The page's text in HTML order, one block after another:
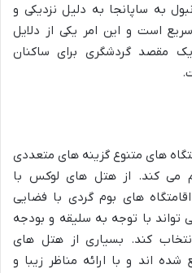
به ساپانجا به دلیل نزدیکی و
است و این امر یکی از دلایل
مقصد گردشگری برای ساکنان
های متنوع گزینه های متعددی
می کند. از هتل های لوکس با
های بوم گردی با فضایی
با توجه به سلیقه و بودجه
کند. بسیاری از هتل های
شده اند و با ارائه مناظر زیبا و